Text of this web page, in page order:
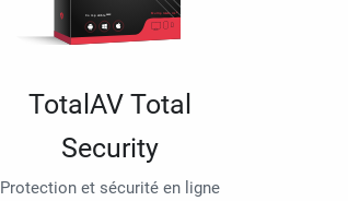
TotalAV Total
Security
Protection et sécurité en ligne